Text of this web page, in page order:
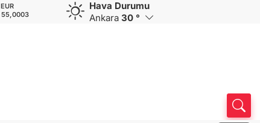
GBP
64,2233
CHF
58,7274
CAD
34,0039
Hava Durumu
Ankara 30 °